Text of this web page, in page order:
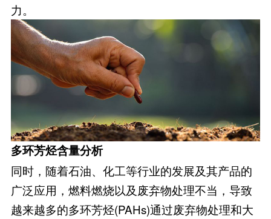
力。
多环芳烃含量分析
同时，随着石油、化工等行业的发展及其产品的
广泛应用，燃料燃烧以及废弃物处理不当，导致
越来越多的多环芳烃(PAHs)通过废弃物处理和大